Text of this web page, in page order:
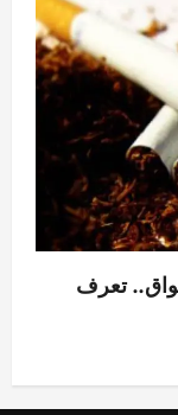
تعرف